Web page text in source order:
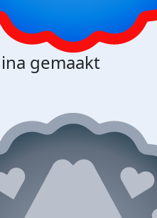
gemaakt